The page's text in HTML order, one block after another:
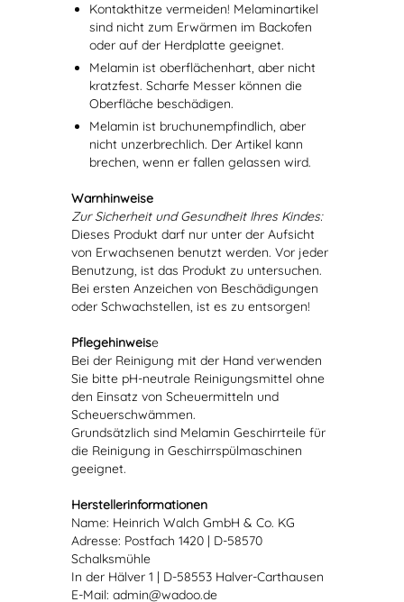
Kontakthitze vermeiden! Melaminartikel
sind nicht zum Erwärmen im Backofen
oder auf der Herdplatte geeignet.
Melamin ist oberflächenhart, aber nicht
kratzfest. Scharfe Messer können die
Oberfläche beschädigen.
Melamin ist bruchunempfindlich, aber
nicht unzerbrechlich. Der Artikel kann
brechen, wenn er fallen gelassen wird.
Warnhinweise
Zur Sicherheit und Gesundheit Ihres Kindes:
Dieses Produkt darf nur unter der Aufsicht
von Erwachsenen benutzt werden. Vor jeder
Benutzung, ist das Produkt zu untersuchen.
Bei ersten Anzeichen von Beschädigungen
oder Schwachstellen, ist es zu entsorgen!
Pflegehinweise
Bei der Reinigung mit der Hand verwenden
Sie bitte pH-neutrale Reinigungsmittel ohne
den Einsatz von Scheuermitteln und
Scheuerschwämmen.
Grundsätzlich sind Melamin Geschirrteile für
die Reinigung in Geschirrspülmaschinen
geeignet.
Herstellerinformationen
Name: Heinrich Walch GmbH & Co. KG
Adresse: Postfach 1420 | D-58570
Schalksmühle
In der Hälver 1 | D-58553 Halver-Carthausen
E-Mail: admin@wadoo.de